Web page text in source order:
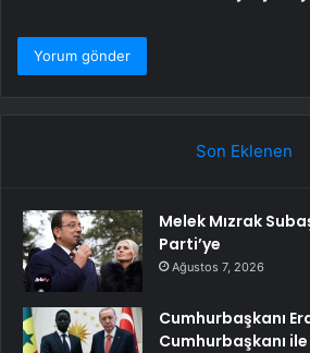
Son Eklenen
Melek Mızrak
Parti’ye
Ağustos 7, 2026
Cumhurbaşkanı
Cumhurbaşkanı